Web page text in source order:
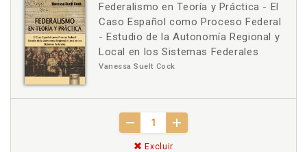
Federalismo en Teoría y Práctica - El
Caso Español como Proceso Federal
- Estudio de la Autonomía Regional y
Local en los Sistemas Federales
Vanessa Suelt Cock
Excluir